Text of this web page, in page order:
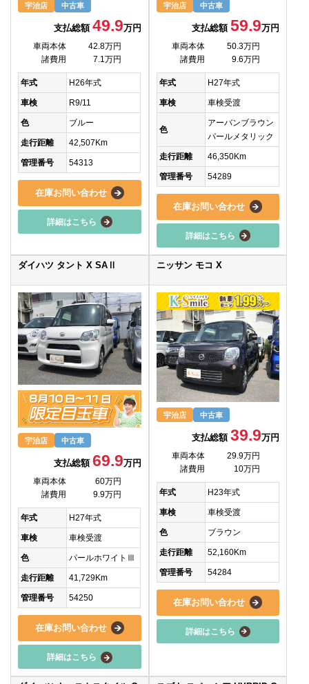
宇治店 中古車
支払総額 49.9万円
車両本体
42.8万円
諸費用
7.1万円
年式 H26年式
車検 R9/11
色 ブルー
走行距離 42,507Km
管理番号 54313
在庫お問い合わせ
詳細はこちら
宇治店 中古車
支払総額59.9万円
車両本体
50.3万円
諸費用
9.6万円
年式 H27年式
車検 車検受渡
色
アーバンブラウン
パールメタリック
走行距離 46,350Km
管理番号 54289
在庫お問い合わせ
詳細はこちら
ダイハツ タント X SAⅡ
宇治店 中古車
支払総額 69.9万円
車両本体
60万円
諸費用
9.9万円
年式 H27年式
車検 車検受渡
色 パールホワイトⅢ
走行距離 41,729Km
管理番号 54250
在庫お問い合わせ
詳細はこちら
ニッサン モコ X
宇治店 中古車
支払総額39.9万円
車両本体
29.9万円
諸費用
10万円
年式 H23年式
車検 車検受渡
色 ブラウン
走行距離 52,160Km
管理番号 54284
在庫お問い合わせ
詳細はこちら